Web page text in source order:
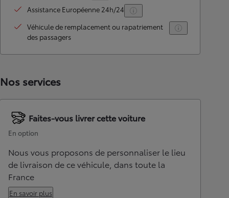
Assistance Européenne 24h/24
Véhicule de remplacement ou rapatriement
des passagers
Nos services
Faites-vous livrer cette voiture
En option
Nous vous proposons de personnaliser le lieu
de livraison de ce véhicule, dans toute la
France
En savoir plus